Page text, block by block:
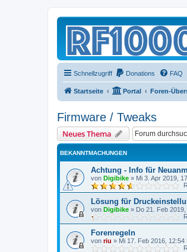
Schnellzugriff Donations FAQ
Startseite Portal Foren-
Firmware / Tweaks
Neues Thema
BEKANNTMACHUNGEN
Achtung - Info für
von Digibike » Mi 3. Apr 2019,
Lösung für
von Digibike » Do 21. Feb
Forenregeln
von riu » Mi 17. Feb 2016, 12:54